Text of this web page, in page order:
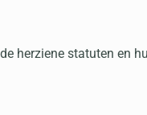
herziene statuten en